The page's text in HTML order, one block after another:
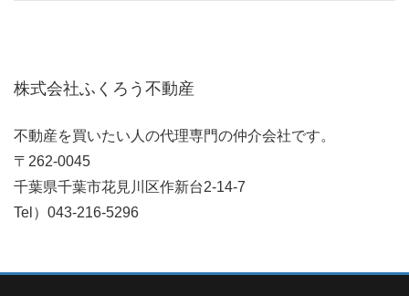
株式会社ふくろう不動産
不動産を買いたい人の代理専門の仲介会社です。
〒262-0045
千葉県千葉市花見川区作新台2-14-7
Tel）043-216-5296